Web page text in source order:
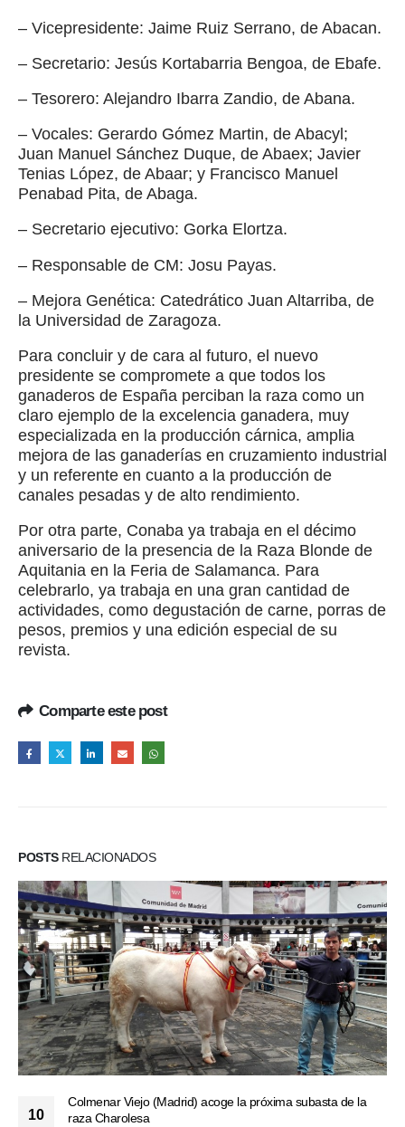
– Vicepresidente: Jaime Ruiz Serrano, de Abacan.
– Secretario: Jesús Kortabarria Bengoa, de Ebafe.
– Tesorero: Alejandro Ibarra Zandio, de Abana.
– Vocales: Gerardo Gómez Martin, de Abacyl;
Juan Manuel Sánchez Duque, de Abaex; Javier
Tenias López, de Abaar; y Francisco Manuel
Penabad Pita, de Abaga.
– Secretario ejecutivo: Gorka Elortza.
– Responsable de CM: Josu Payas.
– Mejora Genética: Catedrático Juan Altarriba, de
la Universidad de Zaragoza.
Para concluir y de cara al futuro, el nuevo
presidente se compromete a que todos los
ganaderos de España perciban la raza como un
claro ejemplo de la excelencia ganadera, muy
especializada en la producción cárnica, amplia
mejora de las ganaderías en cruzamiento industrial
y un referente en cuanto a la producción de
canales pesadas y de alto rendimiento.
Por otra parte, Conaba ya trabaja en el décimo
aniversario de la presencia de la Raza Blonde de
Aquitania en la Feria de Salamanca. Para
celebrarlo, ya trabaja en una gran cantidad de
actividades, como degustación de carne, porras de
pesos, premios y una edición especial de su
revista.
Comparte este post
POSTSRELACIONADOS
10
Colmenar Viejo (Madrid) acoge la próxima subasta de la
raza Charolesa